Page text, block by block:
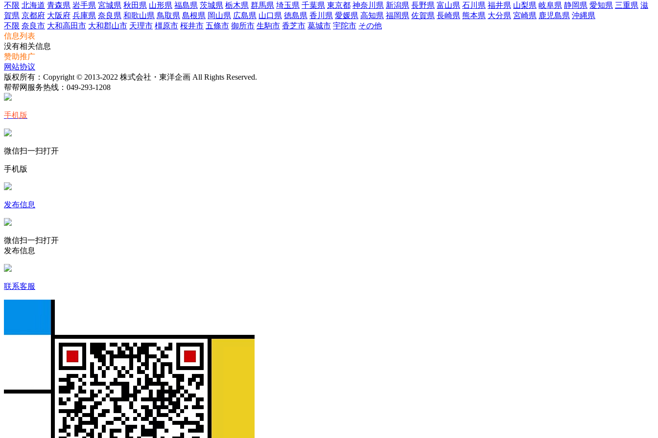
不限 北海道 青森県 岩手県 宮城県 秋田県 山形県 福島県 茨城県 栃木県 群馬県 埼玉県 千葉県 東京都 神奈川県 新潟県 長野県 富山県 石川県 福井県 山梨県 岐阜県 静岡県 愛知県 三重県 滋
賀県 京都府 大阪府 兵庫県 奈良県 和歌山県 鳥取県 島根県 岡山県 広島県 山口県 徳島県 香川県 愛媛県 高知県 福岡県 佐賀県 長崎県 熊本県 大分県 宮崎県 鹿児島県 沖縄県
不限 奈良市 大和高田市 大和郡山市 天理市 橿原市 桜井市 五條市 御所市 生駒市 香芝市 葛城市 宇陀市 その他
信息列表
没有相关信息
赞助推广
网站协议
版权所有：Copyright © 2013-2022 株式会社・東洋企画 All Rights Reserved.
帮帮网服务热线： 049-293-1208
手机版
微信扫一扫打开
手机版
发布信息
微信扫一扫打开
发布信息
联系客服